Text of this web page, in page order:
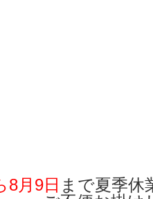
8月9日 まで夏季休